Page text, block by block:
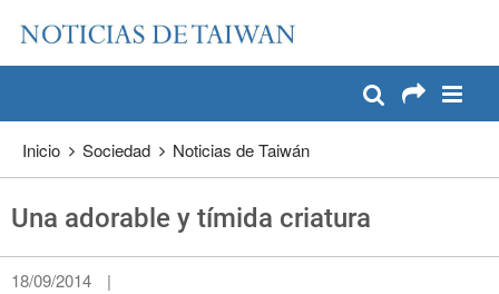
Pase a contenido principal
Inicio Sociedad Noticias de Taiwán
Una adorable y tímida criatura
18/09/2014 |